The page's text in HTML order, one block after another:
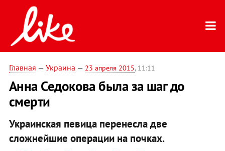
Главная — Украина — 23 апреля 2015, 11:11
Анна Седокова была за шаг до
смерти
Украинская певица перенесла две
сложнейшие операции на почках.